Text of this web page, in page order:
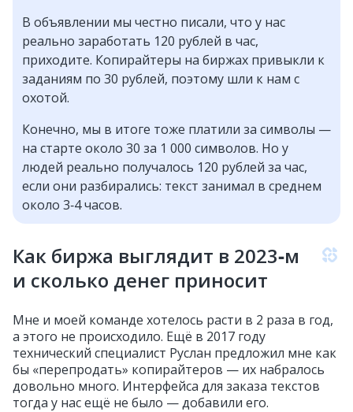
В объявлении мы честно писали, что у нас
реально заработать 120 рублей в час,
приходите. Копирайтеры на биржах привыкли к
заданиям по 30 рублей, поэтому шли к нам с
охотой.
Конечно, мы в итоге тоже платили за символы —
на старте около 30 за 1 000 символов. Но у
людей реально получалось 120 рублей за час,
если они разбирались: текст занимал в среднем
около 3‑4 часов.
Как биржа выглядит в 2023‑м
и сколько денег приносит
Мне и моей команде хотелось расти в 2 раза в год,
а этого не происходило. Ещё в 2017 году
технический специалист Руслан предложил мне как
бы «перепродать» копирайтеров — их набралось
довольно много. Интерфейса для заказа текстов
тогда у нас ещё не было — добавили его.